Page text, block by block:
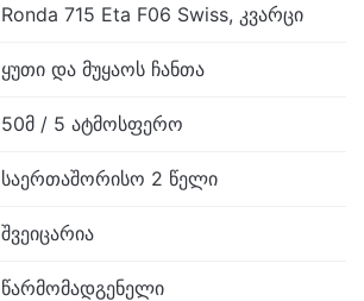
Ronda 715 Eta F06 Swiss, კვარცი
ყუთი და მუყაოს ჩანთა
50მ / 5 ატმოსფერო
საერთაშორისო 2 წელი
შვეიცარია
წარმომადგენელი